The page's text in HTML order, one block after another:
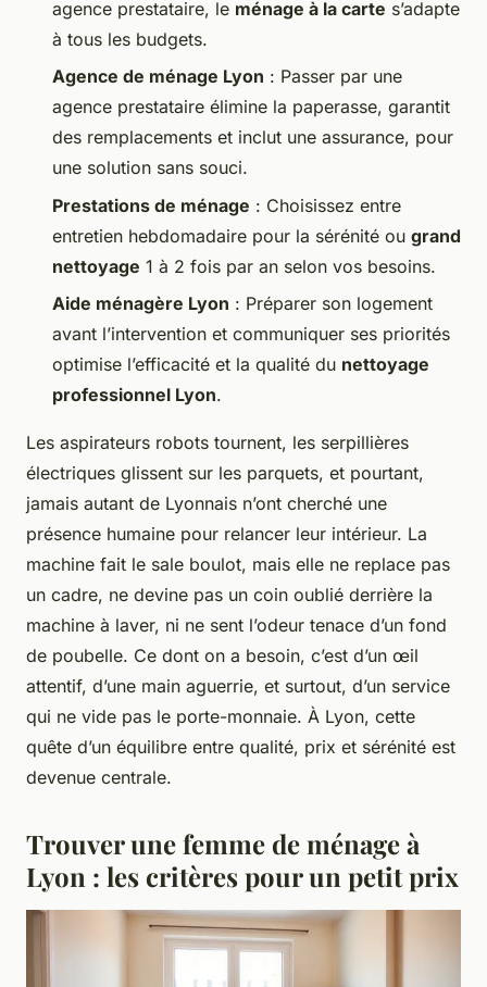
agence prestataire, le ménage à la carte s’adapte
à tous les budgets.
Agence de ménage Lyon : Passer par une
agence prestataire élimine la paperasse, garantit
des remplacements et inclut une assurance, pour
une solution sans souci.
Prestations de ménage : Choisissez entre
entretien hebdomadaire pour la sérénité ou grand
nettoyage 1 à 2 fois par an selon vos besoins.
Aide ménagère Lyon : Préparer son logement
avant l’intervention et communiquer ses priorités
optimise l’efficacité et la qualité du nettoyage
professionnel Lyon.
Les aspirateurs robots tournent, les serpillières
électriques glissent sur les parquets, et pourtant,
jamais autant de Lyonnais n’ont cherché une
présence humaine pour relancer leur intérieur. La
machine fait le sale boulot, mais elle ne replace pas
un cadre, ne devine pas un coin oublié derrière la
machine à laver, ni ne sent l’odeur tenace d’un fond
de poubelle. Ce dont on a besoin, c’est d’un œil
attentif, d’une main aguerrie, et surtout, d’un service
qui ne vide pas le porte-monnaie. À Lyon, cette
quête d’un équilibre entre qualité, prix et sérénité est
devenue centrale.
Trouver une femme de ménage à
Lyon : les critères pour un petit prix